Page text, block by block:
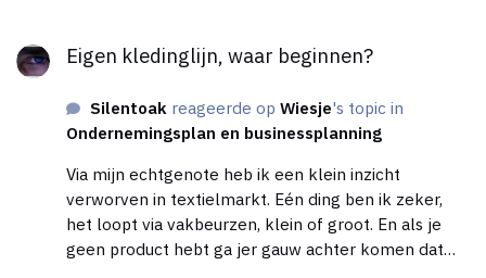
overheid -pakketje research bij
Eigen kledinglijn, waar beginnen?
Silentoak reageerde opWiesje's topic in
Ondernemingsplan en businessplanning
Via mijn echtgenote heb ik een klein inzicht
verworven in textielmarkt. Eén ding ben ik zeker,
het loopt via vakbeurzen, klein of groot. En als je
geen product hebt ga jer gauw achter komen dat